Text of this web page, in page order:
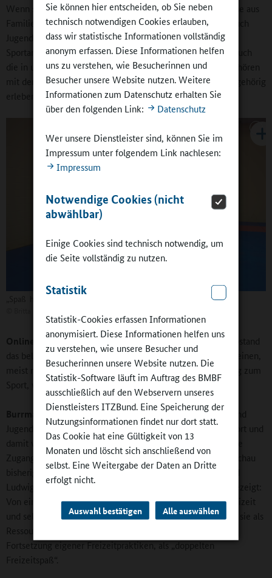
Sie können hier entscheiden, ob Sie neben
technisch notwendigen Cookies erlauben,
dass wir statistische Informationen vollständig
anonym erfassen. Diese Informationen helfen
uns zu verstehen, wie Besucherinnen und
Besucher unsere Website nutzen. Weitere
Informationen zum Datenschutz erhalten Sie
über den folgenden Link:
Datenschutz
Wer unsere Dienstleister sind, können Sie im
Impressum unter folgendem Link nachlesen:
Impressum
Notwendige Cookies (nicht
abwählbar)
Einige Cookies sind technisch notwendig, um
die Seite vollständig zu nutzen.
Statistik
Statistik-Cookies erfassen Informationen
anonymisiert. Diese Informationen helfen uns
zu verstehen, wie unsere Besucher und
Besucherinnen unsere Website nutzen. Die
Statistik-Software läuft im Auftrag des BMBF
ausschließlich auf den Webservern unseres
Dienstleisters ITZBund. Eine Speicherung der
Nutzungsinformationen findet nur dort statt.
Das Cookie hat eine Gültigkeit von 13
Monaten und löscht sich anschließend von
selbst. Eine Weitergabe der Daten an Dritte
erfolgt nicht.
Auswahl bestätigen Alle auswählen
Wenn sich soziale Gruppen wie etwa Kinder und Jugendliche aus
Familien, die staatliche Transferleistungen erhalten, oder auch
Jugendliche, die sich als „divers“ zuordnen, seltener in
Sportangeboten finden, müssen räumliche Barrieren, aber auch
die in unseren Köpfen weiter abgebaut werden, denn viele hören
mit dem Sportangebot wieder auf, weil sie sich nicht als zugehörig
erleben.
„Spaß haben, fit bleiben und in der Sportart besser werden"
Online-Redaktion:In Ganztagsschulen ist der Sport mit Abstand
das beliebteste Angebot, fast alle kooperieren mit Sportvereinen,
meist mit mehreren. Können Ganztagsangebote den Zugang zum
Sport, vielleicht auch zum Sportverein, erleichtern?
Burrmann:Die Schule ist der Ort, an dem ich alle Kinder und
Jugendlichen erreichen und sie an Bewegung, Spiel und Sport und
damit verbundene Bildungspotenziale heranführen kann. Die
Zugangsbarrieren sind hier eher niedrig. In der Zusammenschau
bisheriger empirischer Befunde haben Regina Soremski und
Ludwig Stecher, die zur Ganztagsschule geforscht haben, gezeigt:
Von einigen Jugendlichen wird sie als Verhinderung von Freizeit
und selbstgewählter Sportangebote erfahren. Andere sehen sie als
Ressource zur Freisetzung außerschulischer Freizeit und
Fortsetzung eigener Freizeitpraktiken, als „doppelten
Freizeitspaß“.